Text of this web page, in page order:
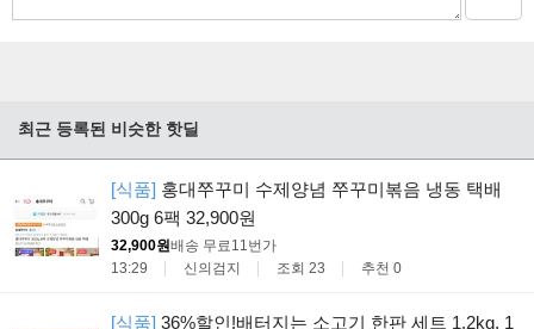
최근 등록된 비슷한 핫딜
[식품] 홍대쭈꾸미 수제양념 쭈꾸미볶음 냉동 택배
300g 6팩 32,900원
32,900원배송 무료11번가
13:29
신의검지 조회 23 추천 0
[식품] 36%할인!배터지는 소고기 한판 세트 1.2kg, 1